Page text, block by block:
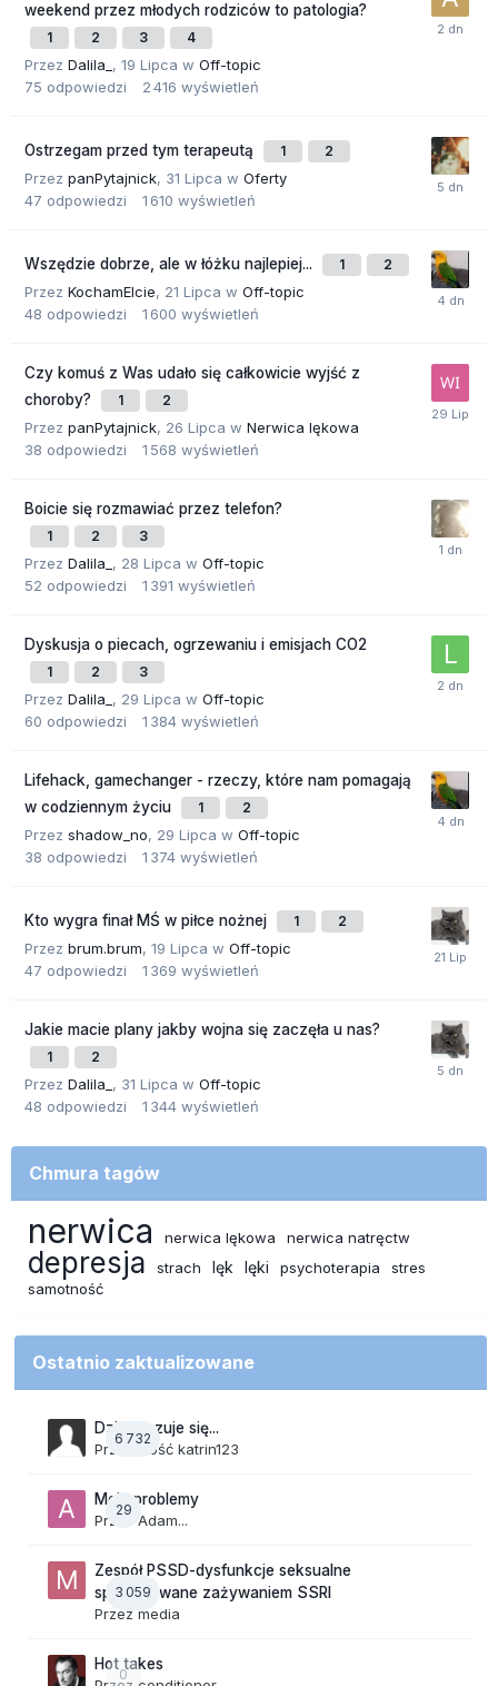
weekend przez młodych rodziców to patologia?
1 2 3 4
Przez Dalila_ , 19 Lipca w Off-topic
75 odpowiedzi 2 416 wyświetleń
Ostrzegam przed tym terapeutą 1 2
Przez panPytajnick, 31 Lipca w Oferty
47 odpowiedzi 1 610 wyświetleń
Wszędzie dobrze, ale w łóżku najlepiej... 1 2
Przez KochamElcie, 21 Lipca w Off-topic
48 odpowiedzi 1 600 wyświetleń
Czy komuś z Was udało się całkowicie wyjść z
choroby?
1 2
Przez panPytajnick, 26 Lipca w Nerwica lękowa
38 odpowiedzi 1 568 wyświetleń
Boicie się rozmawiać przez telefon?
1 2 3
Przez Dalila_ , 28 Lipca w Off-topic
52 odpowiedzi 1 391 wyświetleń
Dyskusja o piecach, ogrzewaniu i emisjach CO2
1 2 3
Przez Dalila_ , 29 Lipca w Off-topic
60 odpowiedzi 1 384 wyświetleń
Lifehack, gamechanger - rzeczy, które nam pomagają
w codziennym życiu
1 2
Przez shadow_no, 29 Lipca w Off-topic
38 odpowiedzi 1 374 wyświetleń
Kto wygra finał MŚ w piłce nożnej 1 2
Przez brum.brum, 19 Lipca w Off-topic
47 odpowiedzi 1 369 wyświetleń
Jakie macie plany jakby wojna się zaczęła u nas?
1 2
Przez Dalila_ , 31 Lipca w Off-topic
48 odpowiedzi 1 344 wyświetleń
Chmura tagów
nerwica nerwica lękowa nerwica natręctw
depresja strach lęk lęki psychoterapia
stres
samotność
Ostatnio zaktualizowane
6 732
Dzisiaj czuje się...
Przez Gość katrin123
29
Moje problemy
Przez Adam...
3 059
Zespół PSSD-dysfunkcje seksualne
spowodowane zażywaniem SSRI
Przez media
0
Hot takes